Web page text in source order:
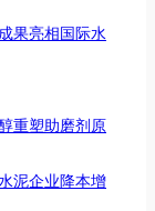
果亮相国际水
重塑助磨剂原
泥企业降本增